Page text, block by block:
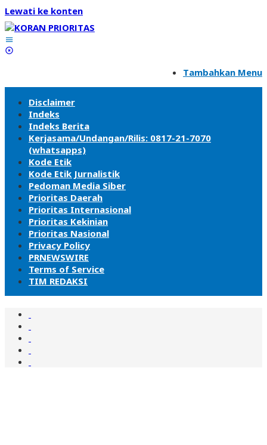
Lewati ke konten
Tambahkan Menu
Disclaimer
Indeks
Indeks Berita
Kerjasama/Undangan/Rilis: 0817-21-7070
(whatsapps)
Kode Etik
Kode Etik Jurnalistik
Pedoman Media Siber
Prioritas Daerah
Prioritas Internasional
Prioritas Kekinian
Prioritas Nasional
Privacy Policy
PRNEWSWIRE
Terms of Service
TIM REDAKSI